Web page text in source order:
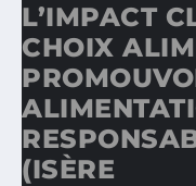
L’IMPACT
CHOIX
(ISÈRE